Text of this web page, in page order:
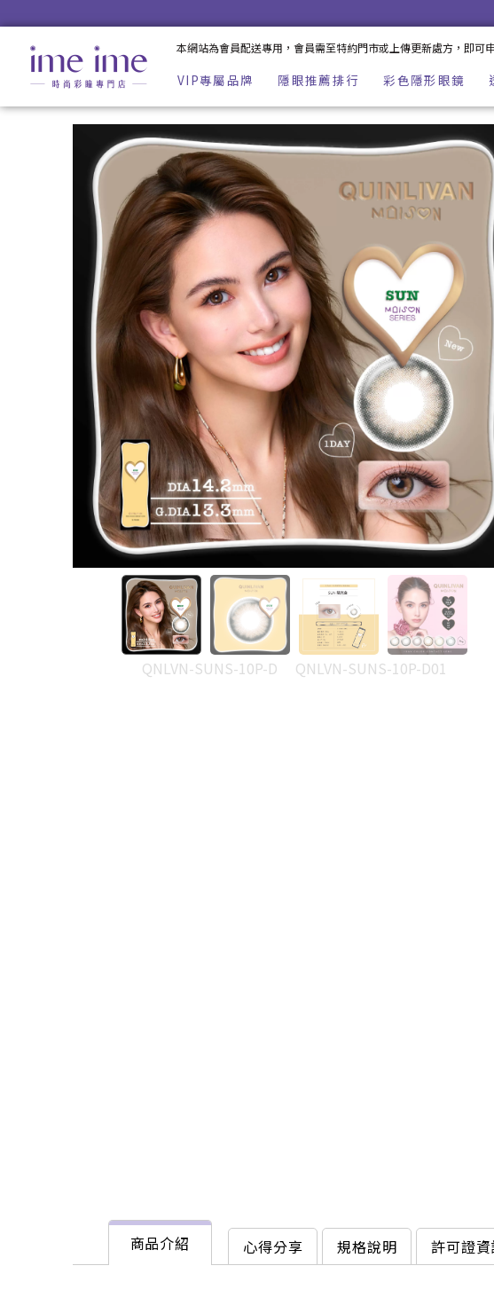
Quinlivan 昆凌Maison｜微美瞳彩色日拋10片裝-SUN 陽光金 | imeime 隱形
本網站為會員配送專用，會員需至特約門市或上傳更新處方，即可
VIP專屬品牌 隱眼推薦排行 彩色隱形眼鏡
QNLVN-SUNS-10P-D QNLVN-SUNS-10P-D01
商品介紹 心得分享 規格說明 許可證資